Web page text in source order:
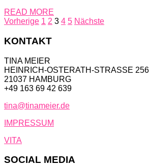
READ MORE
Seitennummerierung
der
Vorherige 1 2 3 4 5 Nächste
KONTAKT
TINA MEIER
HEINRICH-OSTERATH-STRASSE 256
21037 HAMBURG
+49 163 69 42 639
tina@tinameier.de
IMPRESSUM
VITA
SOCIAL MEDIA